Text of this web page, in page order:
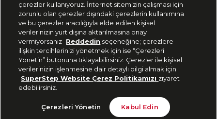
Tükendi
Uygulamadan Takip Edin
Bizi Takip Edin
çerezler kullanıyoruz. İnternet sitemizin çalışması için
zorunlu olan çerezler dışındaki çerezlerin kullanımına
ve bu çerezler aracılığıyla elde edilen kişisel
verilerinizin yurt dışına aktarılmasına onay
vermiyorsanız Reddedin seçeneğine; çerezlere
ilişkin tercihlerinizi yönetmek için ise “Çerezleri
Yönetin” butonuna tıklayabilirsiniz. Çerezler ile kişisel
verilerinizin işlenmesine dair detaylı bilgi almak için
SuperStep Website Çerez Politikamızı ziyaret
edebilirsiniz.
Çerezleri Yönetin Kabul Edin